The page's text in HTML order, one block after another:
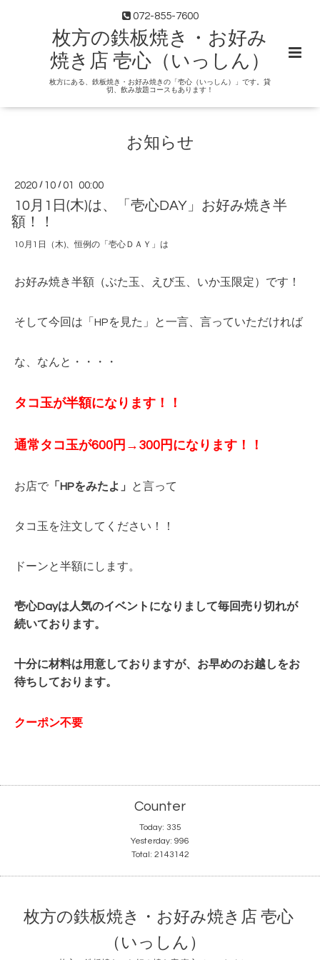
072-855-7600
枚方の鉄板焼き・お好み
焼き店 壱心（いっしん）
枚方にある、鉄板焼き・お好み焼きの「壱心（いっしん）」です。貸
切、飲み放題コースもあります！
お知らせ
2020 / 10 /01 00:00
10月1日(木)は、「壱心DAY」お好み焼き半
額！！
10月1日（木)、恒例の「壱心ＤＡＹ」は
お好み焼き半額（ぶた玉、えび玉、いか玉限定）です！
そして今回は「HPを見た」と一言、言っていただければ
な、なんと・・・・
タコ玉が半額になります！！
通常タコ玉が600円→300円 になります！！
お店で 「HPをみたよ」 と言って
タコ玉を注文してください！！
ドーンと半額にします。
壱心Dayは人気のイベントになりまして毎回売り切れが
続いております。
十分に材料は用意しておりますが、お早めのお越しをお
待ちしております。
クーポン不要
Counter
Today: 335
Yesterday: 996
Total: 2143142
枚方の鉄板焼き・お好み焼き店 壱心
（いっしん）